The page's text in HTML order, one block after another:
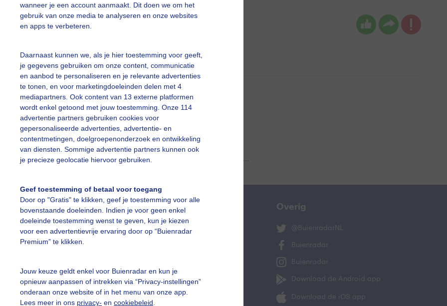
wanneer je een account aanmaakt. Dit doen we om het
gebruik van onze media te analyseren en onze websites
en apps te verbeteren.
Daarnaast kunnen we, als je hier toestemming voor geeft,
je gegevens gebruiken om onze content, communicatie
en aanbod te personaliseren en je relevante advertenties
te tonen, en voor marketingdoeleinden delen met 4
mediapartners. Ook content van 13 externe platformen
wordt enkel getoond met jouw toestemming. Onze 114
advertentie partners gebruiken cookies voor
gepersonaliseerde advertenties, advertentie- en
contentmetingen, doelgroepenonderzoek en ontwikkeling
van diensten. Sommige advertentie partners kunnen ook
je precieze geolocatie hiervoor gebruiken.
Geef toestemming of betaal voor toegang
Door op "Gratis" te klikken, geef je toestemming voor alle
bovenstaande doeleinden. Indien je voor geen enkel
doeleinde toestemming wenst te geven, kun je kiezen
voor een advertentievrije ervaring door op “Buienradar
Premium” te klikken.
Jouw keuze geldt enkel voor Buienradar en kun je
opnieuw aanpassen of intrekken via “Privacy-instellingen”
onderaan onze website of in het menu van onze app.
Lees meer in ons privacy- en cookiebeleid
koeien zoeken vanwege het warme weer verkoeling in het water
Fred Waegemans Gemaakt: 23-05-2026, 90x bekeken
Zon Dieren
slideshow
vragen
Mijn weer
De Bilt
Overig
@BuienradarNL
Buienradar
Buienradar
Download de Android app
Download de iOS app